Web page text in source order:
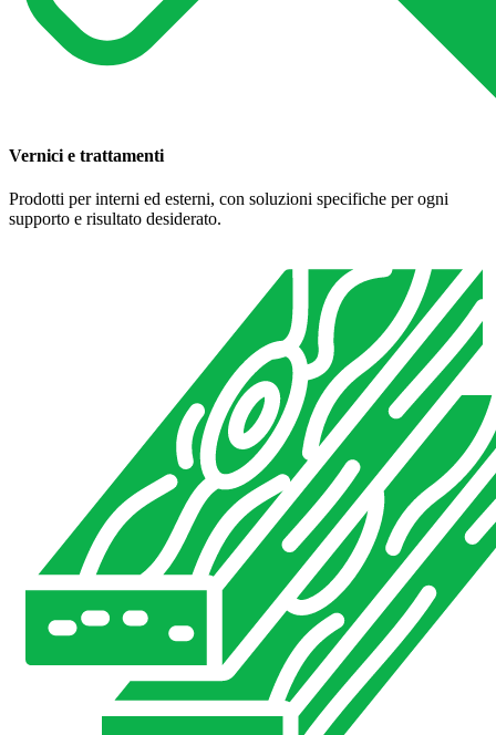
Vernici e trattamenti
Prodotti per interni ed esterni, con soluzioni specifiche per ogni
supporto e risultato desiderato.